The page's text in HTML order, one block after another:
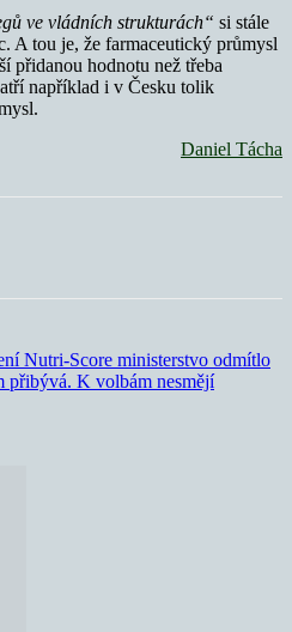
ve vládních strukturách“ si stále
A tou je, že farmaceutický průmysl
přidanou hodnotu než třeba
například i v Česku tolik
Daniel Tácha
Nutri-Score ministerstvo odmítlo
přibývá. K volbám nesmějí